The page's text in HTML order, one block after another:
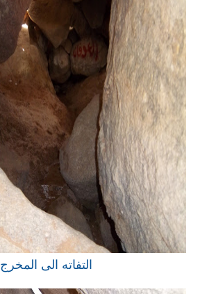
التفاته الى المخرج